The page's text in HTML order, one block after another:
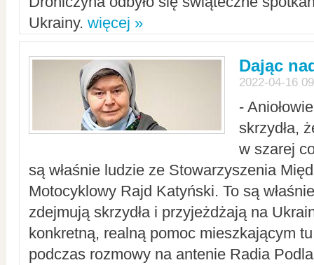
Ukrainy. więcej »
Dając
2022-04-16
-
skrzydła,
w szarej
są właśnie ludzie ze Stowarzyszenia
Motocyklowy Rajd Katyński. To są
zdejmują skrzydła i przyjeżdżają na
konkretną, realną pomoc mieszkającym
podczas rozmowy na antenie Radia